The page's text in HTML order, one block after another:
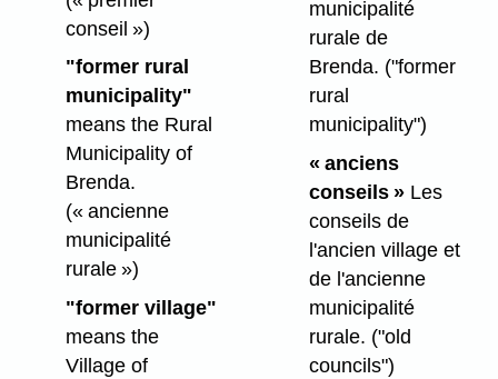
conseil »)
"former rural
municipality"
means the Rural
Municipality of
Brenda.
(« ancienne
municipalité
rurale »)
"former village"
means the
Village of
municipalité
rurale de
Brenda. ("former
rural
municipality")
« anciens
conseils »Les
conseils de
l'ancien village et
de l'ancienne
municipalité
rurale. ("old
councils")